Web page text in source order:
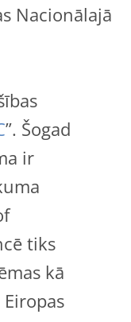
Nacionālajā
”. Šogad
ir
tiks
kā